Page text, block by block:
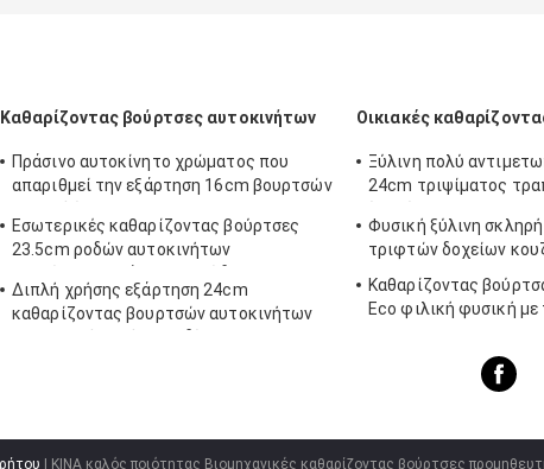
Καθαρίζοντας βούρτσες αυτοκινήτων
Πράσινο αυτοκίνητο χρώματος που
απαριθμεί την εξάρτηση 16cm βουρτσών
Εσωτερικές καθαρίζοντας βούρτσες
23.5cm ροδών αυτοκινήτων
Διπλή χρήσης εξάρτηση 24cm
καθαρίζοντας βουρτσών αυτοκινήτων
Οικιακές
Ξύλινη πολύ
24cm τριψίματος
Φυσική ξύλινη
τριφτών δοχείων
Καθαρίζοντας
Eco φιλική φυσική
| ΚΙΝΑ καλός ποιότητας Βιομηχανικές καθαρίζοντας βούρτσες